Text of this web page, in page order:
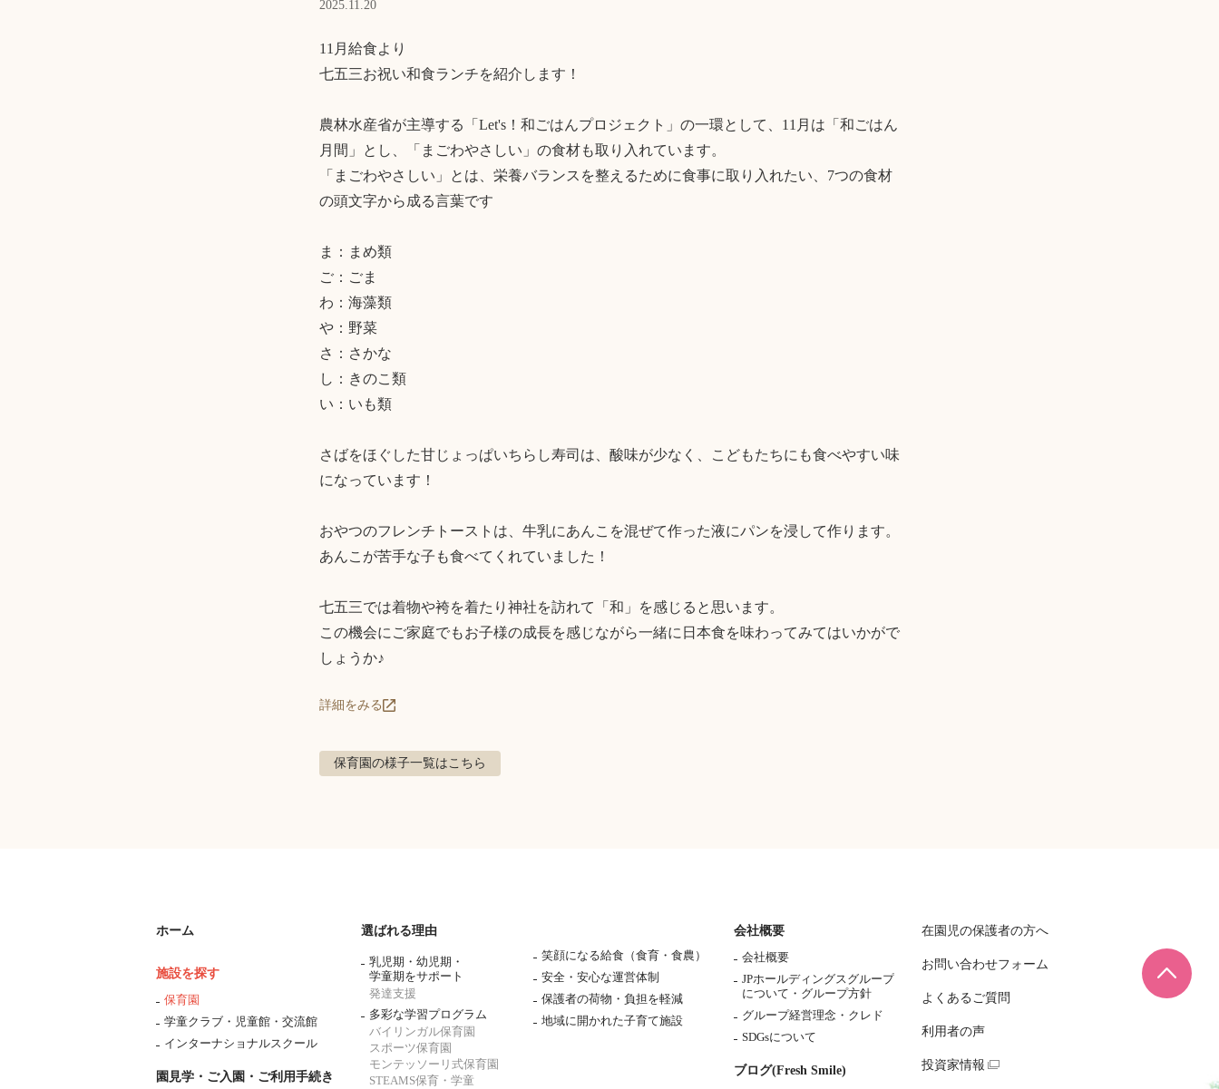
2025.11.20
11月給食より
七五三お祝い和食ランチを紹介します！
農林水産省が主導する「Let's！和ごはんプロジェクト」の一環として、11月は「和ごはん
月間」とし、「まごわやさしい」の食材も取り入れています。
「まごわやさしい」とは、栄養バランスを整えるために食事に取り入れたい、7つの食材
の頭文字から成る言葉です
ま：まめ類
ご：ごま
わ：海藻類
や：野菜
さ：さかな
し：きのこ類
い：いも類
さばをほぐした甘じょっぱいちらし寿司は、酸味が少なく、こどもたちにも食べやすい味
になっています！
おやつのフレンチトーストは、牛乳にあんこを混ぜて作った液にパンを浸して作ります。
あんこが苦手な子も食べてくれていました！
七五三では着物や袴を着たり神社を訪れて「和」を感じると思います。
この機会にご家庭でもお子様の成長を感じながら一緒に日本食を味わってみてはいかがで
しょうか♪
詳細をみる
保育園の様子一覧はこちら
ページ
ホーム
施設を探す
保育園
学童クラブ・児童館・交流館
インターナショナルスクール
園見学・ご入園・ご利用手続き
選ばれる理由
乳児期・幼児期・
学童期をサポート
発達支援
多彩な学習プログラム
バイリンガル保育園
スポーツ保育園
モンテッソーリ式保育園
STEAMS保育・学童
笑顔になる給食（食育・食農）
安全・安心な運営体制
保護者の荷物・負担を軽減
地域に開かれた子育て施設
会社概要
会社概要
JPホールディングスグループ
について・ グループ方針
グループ経営理念・クレド
SDGsについて
ブログ(Fresh Smile)
在園児の保護者の方へ
お問い合わせフォーム
よくあるご質問
利用者の声
投資家情報